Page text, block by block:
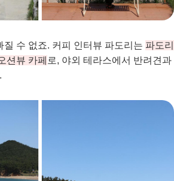
질 수 없죠. 커피 인터뷰 파도리는 파도리
션뷰 카페 로, 야외 테라스에서 반려견과